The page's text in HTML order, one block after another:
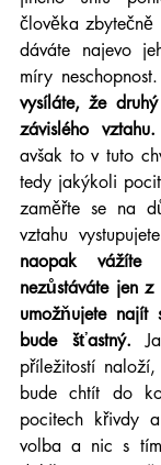
člověka zbytečně
dáváte najevo
míry neschopnost.
vysíláte, že
závislého vztahu.
avšak to v tuto
tedy jakýkoli
zaměřte se na
vztahu
naopak
nezůstáváte jen
umožňujete
bude šťastný.
příležitostí
bude chtít do
pocitech křivdy
volba a nic s